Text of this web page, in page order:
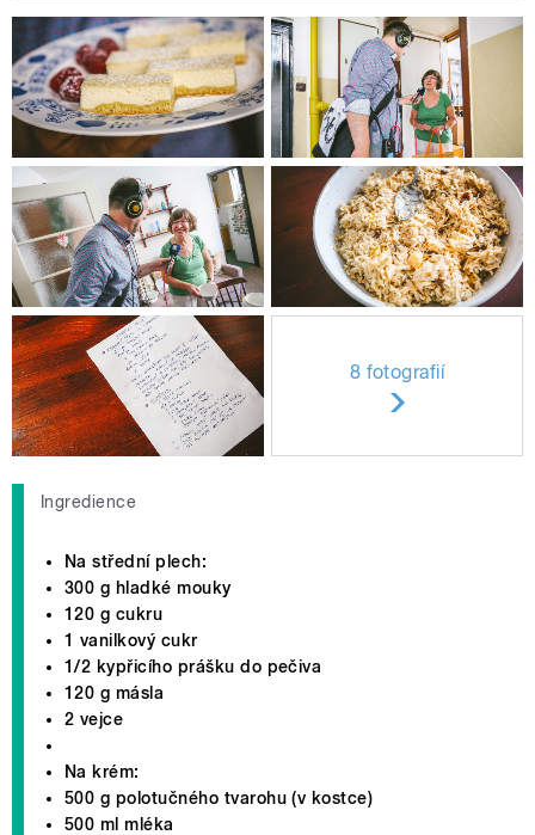
8 fotografií
Ingredience
Na střední plech:
300 g hladké mouky
120 g cukru
1 vanilkový cukr
1/2 kypřicího prášku do pečiva
120 g másla
2 vejce
Na krém:
500 g polotučného tvarohu (v kostce)
500 ml mléka